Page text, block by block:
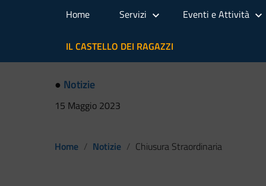
Home Servizi Eventi e Attività
IL CASTELLO DEI RAGAZZI
● Notizie
15 Maggio 2023
Home Notizie Chiusura Straordinaria